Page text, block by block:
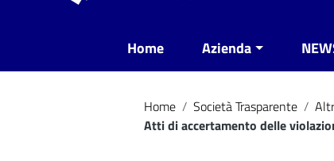
Home Azienda
Home / Società Trasparente /
Atti di accertamento delle